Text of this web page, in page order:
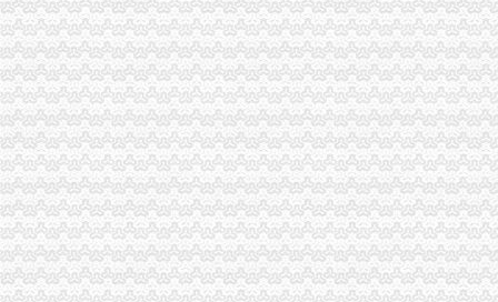
北碚区工商分局代理注销分公司发挥企业动产押登记职能服务农村经济发展